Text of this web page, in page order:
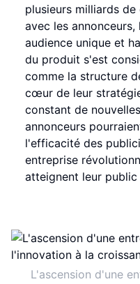
plusieurs milliards
avec les
audience unique et
du produit s'est
comme la structure
cœur de leur
constant de
annonceurs
l'efficacité des
entreprise
atteignent leur public
L'ascension d'une